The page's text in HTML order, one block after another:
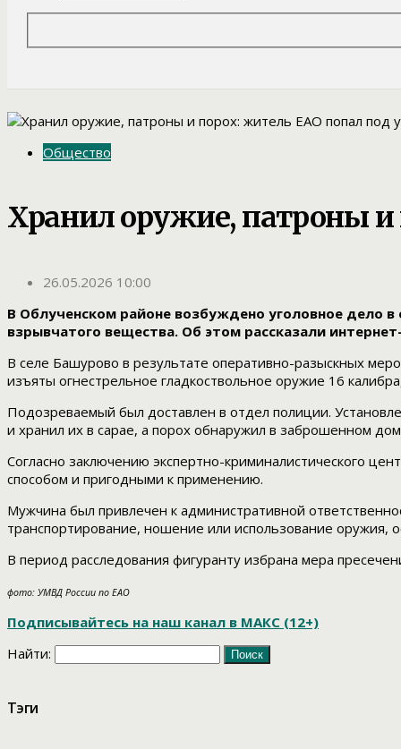
Общество
Хранил оружие, патроны и
26.05.2026 10:00
В Облученском районе возбуждено уголовное дело
взрывчатого вещества. Об этом рассказали
В селе Башурово в результате оперативно-разыскных
изъяты огнестрельное гладкоствольное оружие 16
Подозреваемый был доставлен в отдел полиции.
и хранил их в сарае, а порох обнаружил в заброшенном
Согласно заключению экспертно-криминалистического
способом и пригодными к применению.
Мужчина был привлечен к административной
транспортирование, ношение или использование оружия,
В период расследования фигуранту избрана мера
фото: УМВД России по ЕАО
Подписывайтесь на наш канал в МАКС (12+)
Найти:
Тэги